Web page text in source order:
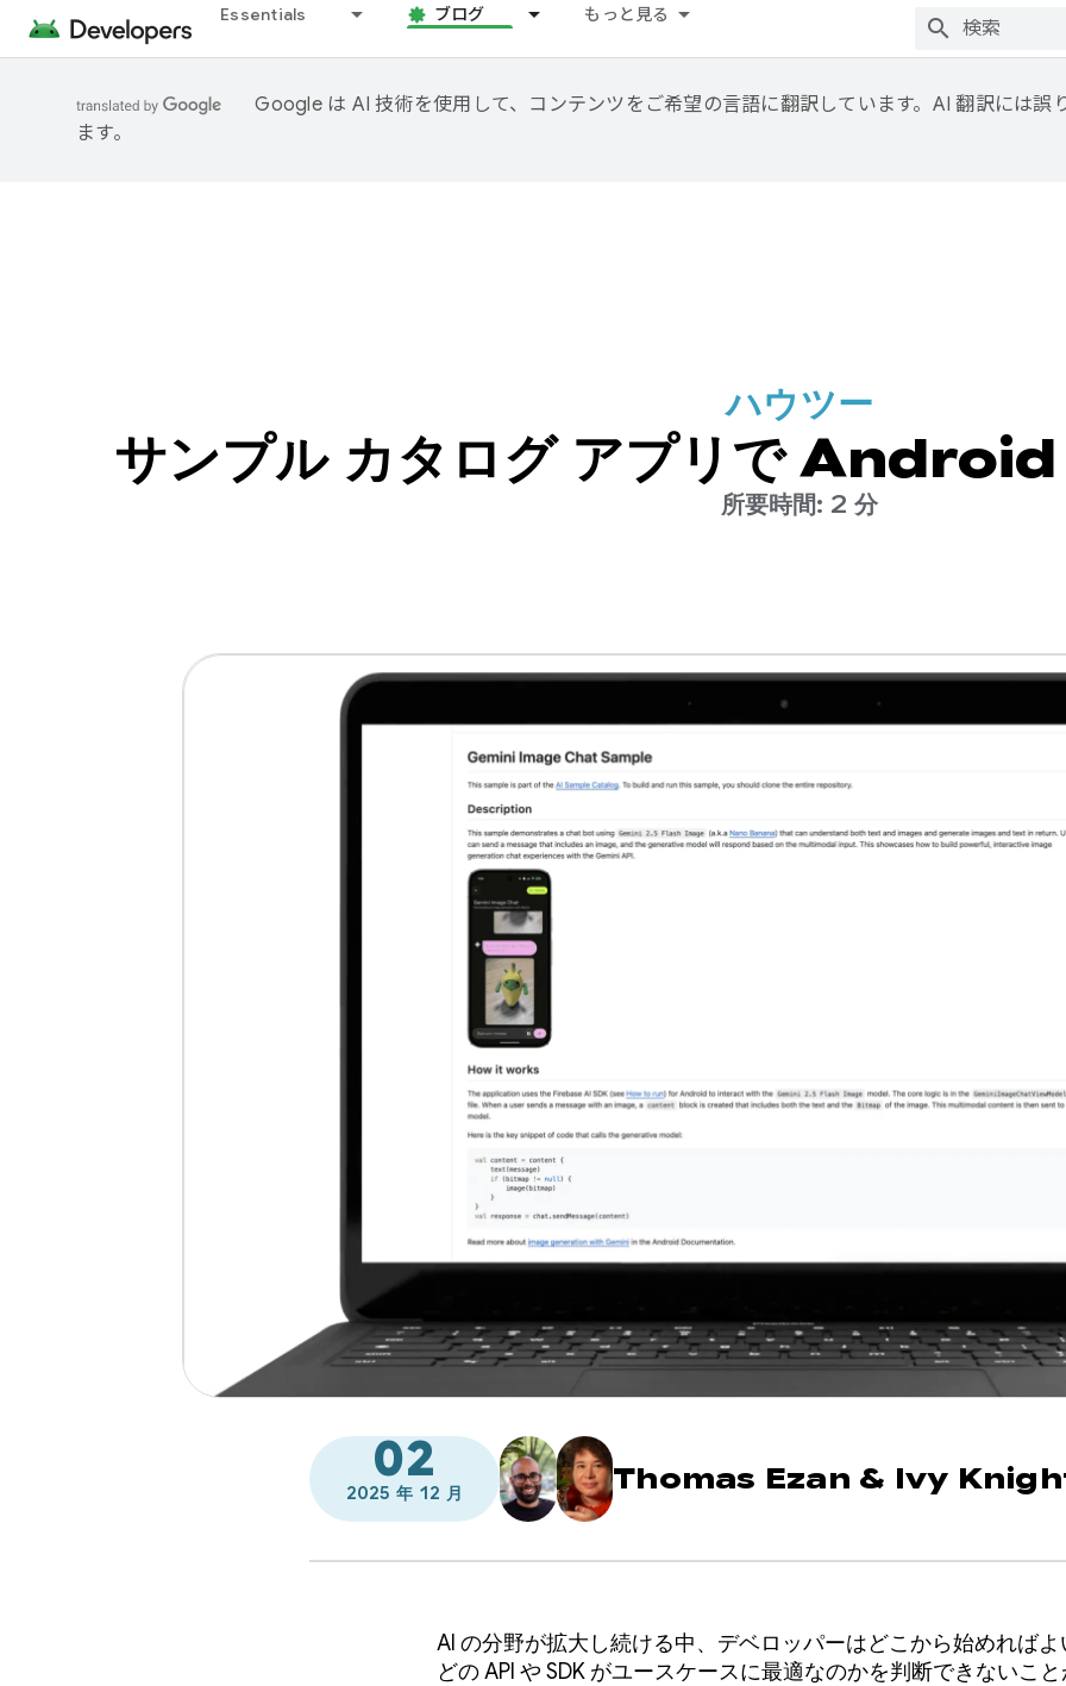
Essentials ブログ もっと見る
Google は AI 技術を使用して、コンテンツをご希望の言語に翻訳しています。AI 翻訳には誤
ます。
ハウツー
サンプル カタログ アプリで Android
所要時間: 2 分
02
2025 年 12 月 Thomas Ezan & Ivy
AI の分野が拡大し続ける中、デベロッパーはどこから始めれば
どの API や SDK がユースケースに最適なのかを判断できないこ